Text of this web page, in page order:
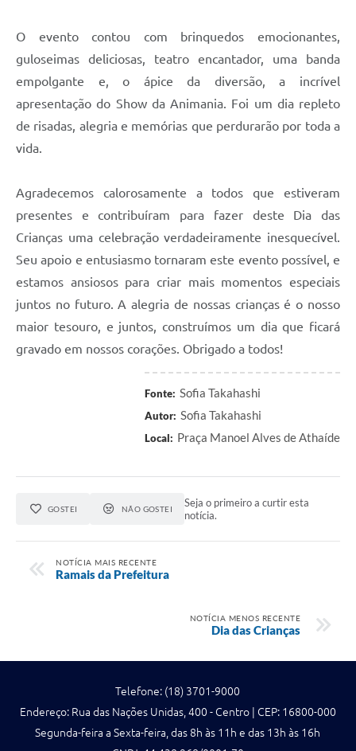
O evento contou com brinquedos emocionantes,
guloseimas deliciosas, teatro encantador, uma banda
empolgante e, o ápice da diversão, a incrível
apresentação do Show da Animania. Foi um dia repleto
de risadas, alegria e memórias que perdurarão por toda a
vida.
Agradecemos calorosamente a todos que estiveram
presentes e contribuíram para fazer deste Dia das
Crianças uma celebração verdadeiramente inesquecível.
Seu apoio e entusiasmo tornaram este evento possível, e
estamos ansiosos para criar mais momentos especiais
juntos no futuro. A alegria de nossas crianças é o nosso
maior tesouro, e juntos, construímos um dia que ficará
gravado em nossos corações. Obrigado a todos!
Fonte: Sofia Takahashi
Autor: Sofia Takahashi
Local: Praça Manoel Alves de Athaíde
GOSTEI NÃO GOSTEI
Seja o primeiro a curtir esta
notícia.
NOTÍCIA MAIS RECENTE
Ramais da Prefeitura
NOTÍCIA MENOS RECENTE
Dia das Crianças
Telefone: (18) 3701-9000
Endereço: Rua das Nações Unidas, 400 - Centro | CEP: 16800-000
Segunda-feira a Sexta-feira, das 8h às 11h e das 13h às 16h